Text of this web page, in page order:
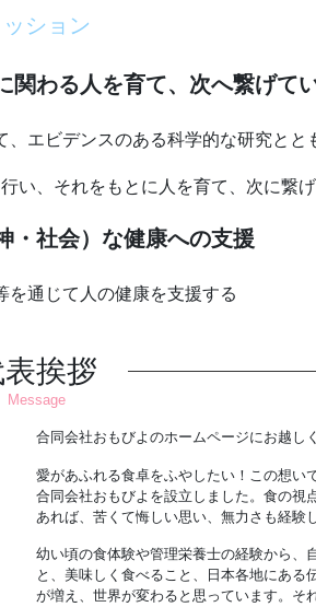
ッション
関わる人を育て、次へ繋げて
エビデンスのある科学的な研究とと
い、それをもとに人を育て、次に繋げ
・社会）な健康への支援
を通じて人の健康を支援する
挨拶
Message
合同会社おもびよのホームページにお越し
愛があふれる食卓をふやしたい！この想い
合同会社おもびよを設立しました。食の視
あれば、苦くて悔しい思い、無力さも経験
幼い頃の食体験や管理栄養士の経験から、
と、美味しく食べること、日本各地にあ
が増え、世界が変わると思っています。そ